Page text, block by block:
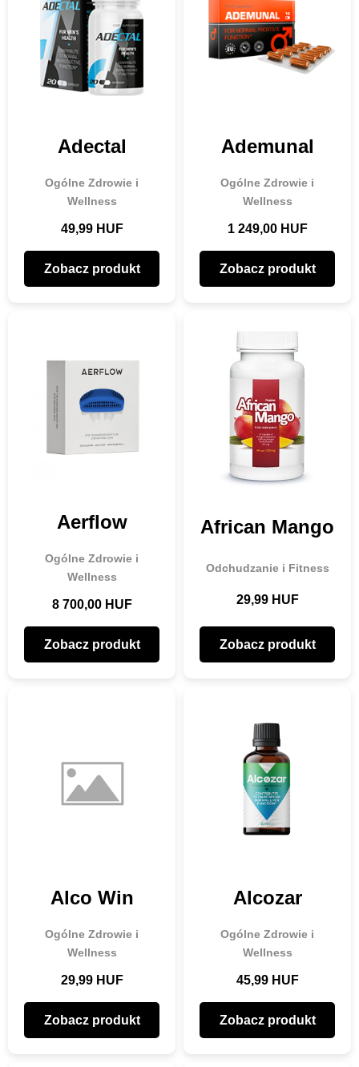
Adectal
Ogólne Zdrowie i
Wellness
49,99 HUF
Zobacz produkt
Ademunal
Ogólne Zdrowie i
Wellness
1 249,00 HUF
Zobacz produkt
Aerflow
Ogólne Zdrowie i
Wellness
8 700,00 HUF
Zobacz produkt
African Mango
Odchudzanie i Fitness
29,99 HUF
Zobacz produkt
Alco Win
Ogólne Zdrowie i
Wellness
29,99 HUF
Zobacz produkt
Alcozar
Ogólne Zdrowie i
Wellness
45,99 HUF
Zobacz produkt